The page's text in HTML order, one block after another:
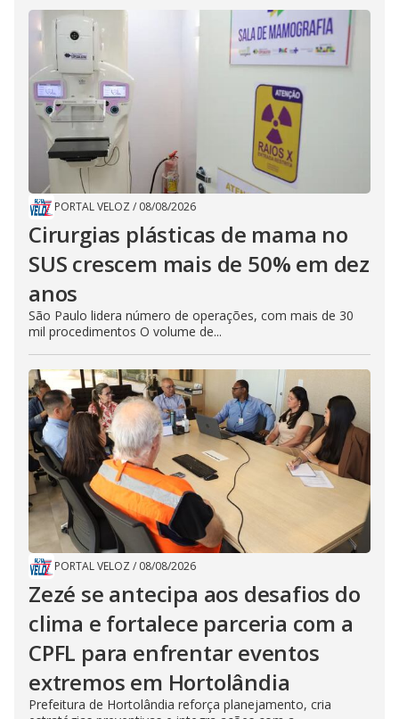
PORTAL VELOZ / 08/08/2026
Cirurgias plásticas de mama no
SUS crescem mais de 50% em dez
anos
São Paulo lidera número de operações, com mais de 30
mil procedimentos O volume de...
PORTAL VELOZ / 08/08/2026
Zezé se antecipa aos desafios do
clima e fortalece parceria com a
CPFL para enfrentar eventos
extremos em Hortolândia
Prefeitura de Hortolândia reforça planejamento, cria